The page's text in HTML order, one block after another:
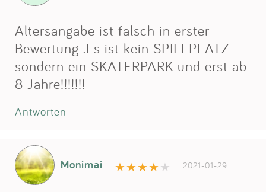
Altersangabe ist falsch in erster
Bewertung .Es ist kein SPIELPLATZ
sondern ein SKATERPARK und erst ab
8 Jahre!!!!!!!
Antworten
Monimai 2021-01-29